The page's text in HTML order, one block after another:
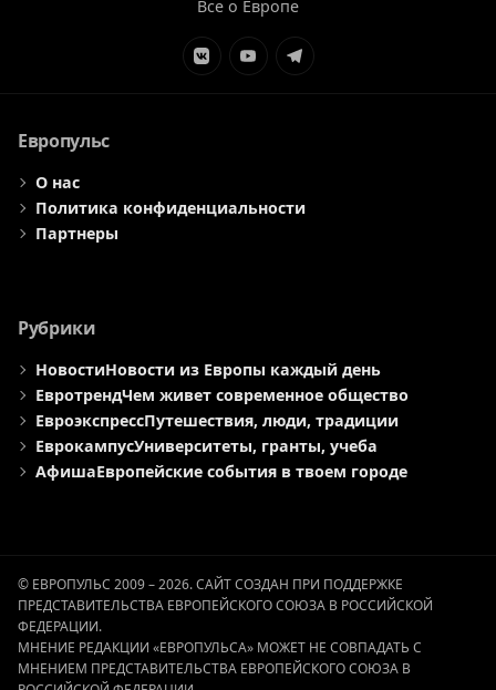
Все о Европе
ЭлементЭлементЭлемент
Европульс
О нас
Политика конфиденциальности
Партнеры
Рубрики
НовостиНовости из Европы каждый день
ЕвротрендЧем живет современное общество
ЕвроэкспрессПутешествия, люди, традиции
ЕврокампусУниверситеты, гранты, учеба
АфишаЕвропейские события в твоем городе
© ЕВРОПУЛЬС 2009 – 2026. САЙТ СОЗДАН ПРИ ПОДДЕРЖКЕ
ПРЕДСТАВИТЕЛЬСТВА ЕВРОПЕЙСКОГО СОЮЗА В РОССИЙСКОЙ
ФЕДЕРАЦИИ.
МНЕНИЕ РЕДАКЦИИ «ЕВРОПУЛЬСА» МОЖЕТ НЕ СОВПАДАТЬ С
МНЕНИЕМ ПРЕДСТАВИТЕЛЬСТВА ЕВРОПЕЙСКОГО СОЮЗА В